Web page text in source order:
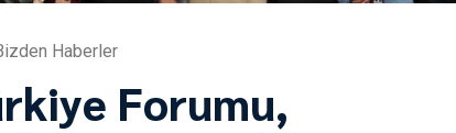
Haberler
Forumu,